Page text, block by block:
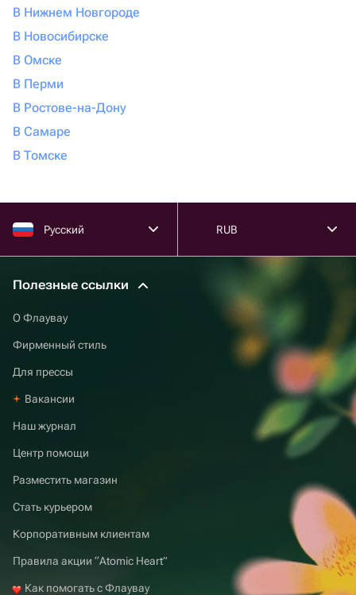
В Нижнем Новгороде
В Новосибирске
В Омске
В Перми
В Ростове-на-Дону
В Самаре
В Томске
Русский RUB
Полезные ссылки
О Флаувау
Фирменный стиль
Для прессы
Вакансии
Наш журнал
Центр помощи
Разместить магазин
Стать курьером
Корпоративным клиентам
Правила акции “Atomic Heart”
Как помогать с Флаувау